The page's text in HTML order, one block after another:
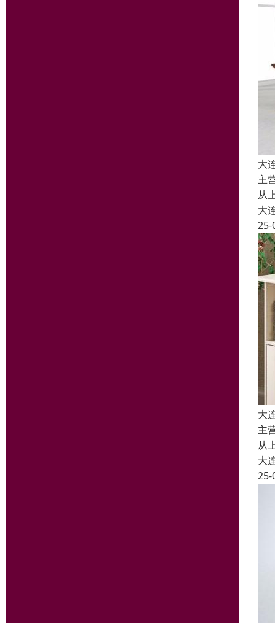
大
主
从
大
25-
大
主
从
大
25-